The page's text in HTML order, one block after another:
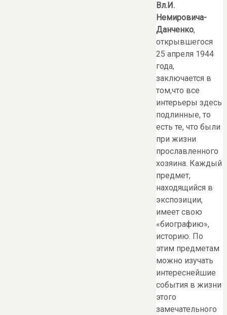
Вл.И.
Немировича-
Данченко,
открывшегося
25 апреля 1944
года,
заключается в
том,что все
интерьеры здесь
подлинные, то
есть те, что были
при жизни
прославленного
хозяина. Каждый
предмет,
находящийся в
экспозиции,
имеет свою
«биографию»,
историю. По
этим предметам
можно изучать
интереснейшие
события в жизни
этого
замечательного